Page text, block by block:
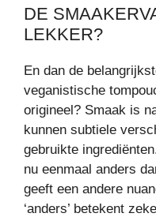
DE
LEKKER?
En dan de
veganistische
origineel? Smaak is
kunnen subtiele
gebruikte
nu eenmaal anders
geeft een andere
‘anders’ betekent